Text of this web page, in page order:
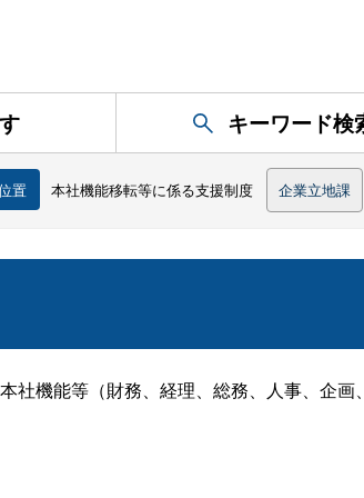
キーワード検
置 本社機能移転等に係る支援制度 企業立地課
機能等（財務、経理、総務、人事、企